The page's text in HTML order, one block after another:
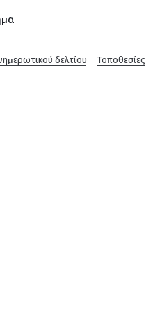
δελτίου Τοποθεσίες